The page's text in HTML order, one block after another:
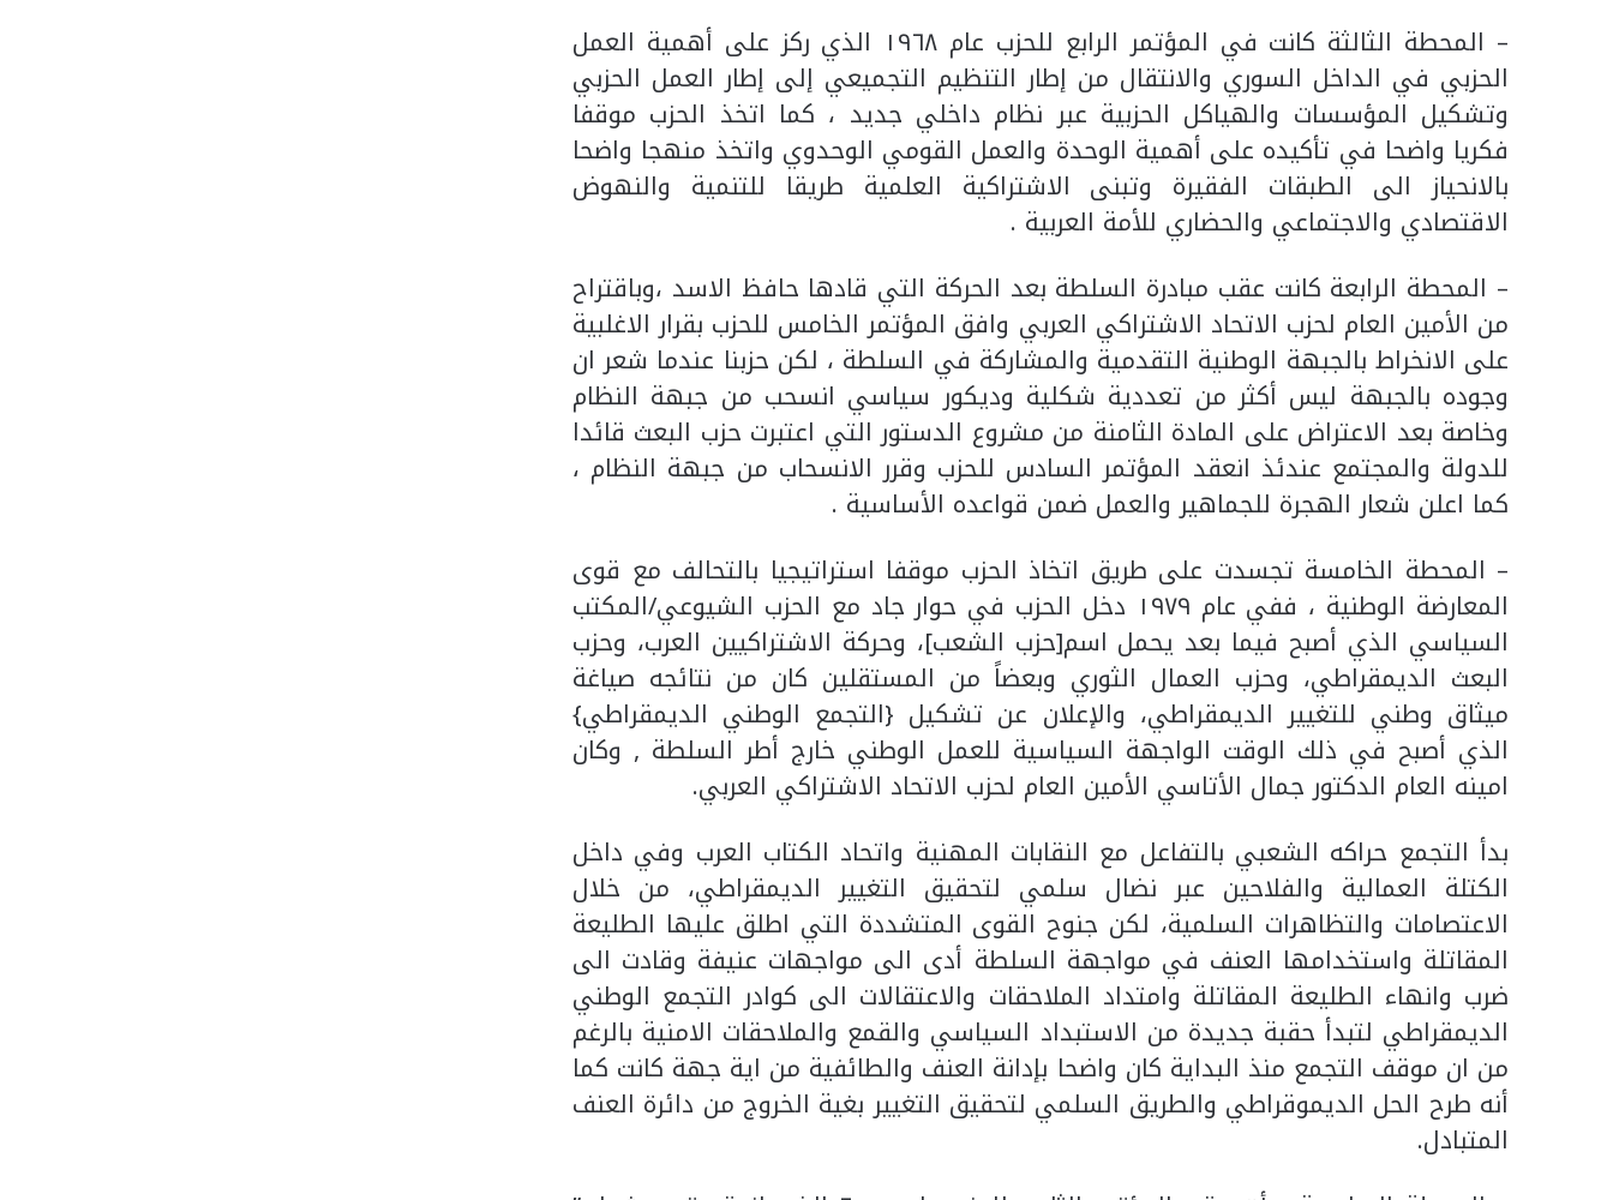
– ‏المحطة الثالثة كانت في المؤتمر الرابع للحزب عام ١٩٦٨ الذي ركز على أهمية العمل
الحزبي في الداخل السوري والانتقال من إطار التنظيم التجميعي إلى إطار العمل الحزبي
وتشكيل المؤسسات والهياكل الحزبية عبر نظام داخلي جديد ، كما اتخذ الحزب موقفا
فكريا واضحا في تأكيده على أهمية الوحدة والعمل القومي الوحدوي واتخذ منهجا واضحا
بالانحياز الى الطبقات الفقيرة وتبنى الاشتراكية العلمية طريقا للتنمية والنهوض
الاقتصادي والاجتماعي والحضاري للأمة العربية .
– ‏المحطة الرابعة كانت عقب مبادرة السلطة بعد الحركة التي قادها حافظ الاسد ،وباقتراح
من الأمين العام لحزب الاتحاد الاشتراكي العربي وافق المؤتمر الخامس للحزب بقرار الاغلبية
على الانخراط بالجبهة الوطنية التقدمية والمشاركة في السلطة ، لكن حزبنا عندما شعر ان
وجوده بالجبهة ليس أكثر من تعددية شكلية وديكور سياسي انسحب من جبهة النظام
وخاصة بعد الاعتراض على المادة الثامنة من مشروع الدستور التي اعتبرت حزب البعث قائدا
للدولة والمجتمع عندئذ انعقد المؤتمر السادس للحزب وقرر الانسحاب من جبهة النظام ،
كما اعلن شعار الهجرة للجماهير والعمل ضمن قواعده الأساسية .
– ‏المحطة الخامسة تجسدت على طريق اتخاذ الحزب موقفا استراتيجيا بالتحالف مع قوى
المعارضة الوطنية ، ففي عام ١٩٧٩ دخل الحزب في حوار جاد مع الحزب الشيوعي/المكتب
السياسي الذي أصبح فيما بعد يحمل اسم[حزب الشعب]، وحركة الاشتراكيين العرب، وحزب
البعث الديمقراطي، وحزب العمال الثوري وبعضاً من المستقلين كان من نتائجه صياغة
ميثاق وطني للتغيير الديمقراطي، والإعلان عن تشكيل {التجمع الوطني الديمقراطي}
الذي أصبح في ذلك الوقت الواجهة السياسية للعمل الوطني خارج أطر السلطة , وكان
امينه العام الدكتور جمال الأتاسي الأمين العام لحزب الاتحاد الاشتراكي العربي.
بدأ التجمع حراكه الشعبي بالتفاعل مع النقابات المهنية واتحاد الكتاب العرب وفي داخل
الكتلة العمالية والفلاحين عبر نضال سلمي لتحقيق التغيير الديمقراطي، من خلال
الاعتصامات والتظاهرات السلمية، لكن جنوح القوى المتشددة التي اطلق عليها الطليعة
المقاتلة واستخدامها العنف في مواجهة السلطة أدى الى مواجهات عنيفة وقادت الى
ضرب وانهاء الطليعة المقاتلة وامتداد الملاحقات والاعتقالات الى كوادر التجمع الوطني
الديمقراطي لتبدأ حقبة جديدة من الاستبداد السياسي والقمع والملاحقات الامنية بالرغم
من ان موقف التجمع منذ البداية كان واضحا بإدانة العنف والطائفية من اية جهة كانت كما
أنه طرح الحل الديموقراطي والطريق السلمي لتحقيق التغيير بغية الخروج من دائرة العنف
المتبادل.